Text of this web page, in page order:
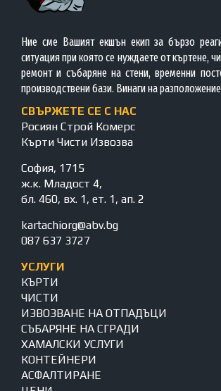
Ние сме Вашият екшън екип за бързо
ситуация при която се нуждаете от къртене,
ремонт и събаряне на стени, временни
производствени бази. Винаги на
СВЪРЖЕТЕ СЕ С НАС
Росиян Строй Комерс
Кърти Чисти Извозва
София, 1715
ж.к. Младост 4,
бл. 460, вх. 1, ет. 1, ап. 2
kartachiorg@abv.bg
087 637 3727
УСЛУГИ
КЪРТИ
ЧИСТИ
ИЗВОЗВАНЕ НА ОТПАДЪЦИ
СЪБАРЯНЕ НА СГРАДИ
ХАМАЛСКИ УСЛУГИ
КОНТЕЙНЕРИ
АСФАЛТИРАНЕ